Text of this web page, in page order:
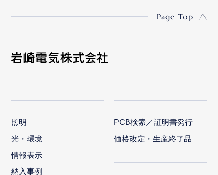
Page Top
照明
光・環境
情報表示
納入事例
PCB検索／証明書発行
価格改定・生産終了品